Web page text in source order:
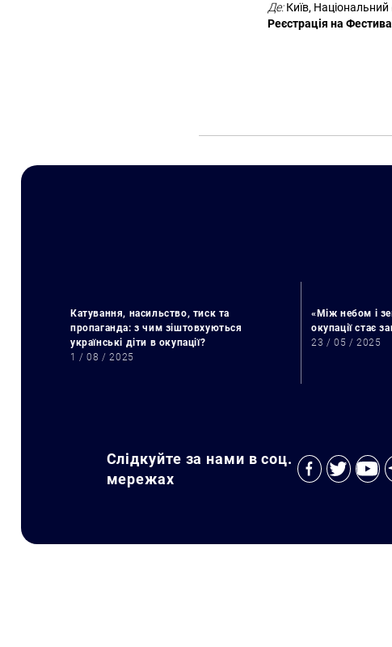
Де:Київ, Національний
Реєстрація на
Катування, насильство, тиск та
пропаганда: з чим зіштовхуються
українські діти в окупації?
1 / 08 / 2025
«Між небом і
окупації стає
23 / 05 / 2025
Слідкуйте за нами в соц.
мережах